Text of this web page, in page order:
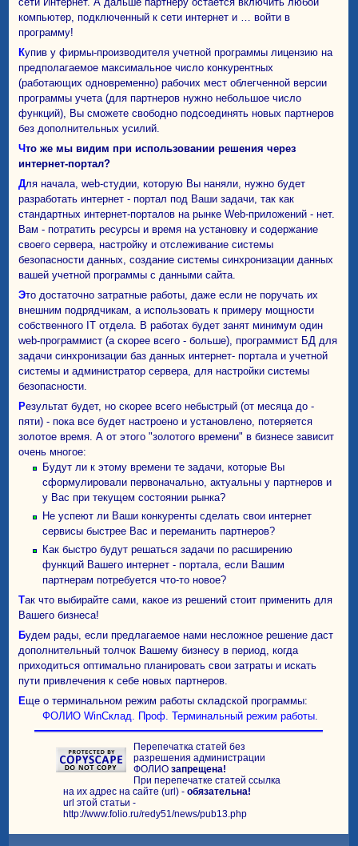
компьютер, подключенный к сети интернет и … войти в
программу!
Купив у фирмы-производителя учетной программы лицензию на
предполагаемое максимальное число конкурентных
(работающих одновременно) рабочих мест облегченной версии
программы учета (для партнеров нужно небольшое число
функций), Вы сможете свободно подсоединять новых партнеров
без дополнительных усилий.
Что же мы видим при использовании решения через
интернет-портал?
Для начала, web-студии, которую Вы наняли, нужно будет
разработать интернет - портал под Ваши задачи, так как
стандартных интернет-порталов на рынке Web-приложений - нет.
Вам - потратить ресурсы и время на установку и содержание
своего сервера, настройку и отслеживание системы
безопасности данных, создание системы синхронизации данных
вашей учетной программы с данными сайта.
Это достаточно затратные работы, даже если не поручать их
внешним подрядчикам, а использовать к примеру мощности
собственного IT отдела. В работах будет занят минимум один
web-программист (а скорее всего - больше), программист БД для
задачи синхронизации баз данных интернет- портала и учетной
системы и администратор сервера, для настройки системы
безопасности.
Результат будет, но скорее всего небыстрый (от месяца до -
пяти) - пока все будет настроено и установлено, потеряется
золотое время. А от этого "золотого времени" в бизнесе зависит
очень многое:
Будут ли к этому времени те задачи, которые Вы
сформулировали первоначально, актуальны у партнеров и
у Вас при текущем состоянии рынка?
Не успеют ли Ваши конкуренты сделать свои интернет
сервисы быстрее Вас и переманить партнеров?
Как быстро будут решаться задачи по расширению
функций Вашего интернет - портала, если Вашим
партнерам потребуется что-то новое?
Так что выбирайте сами, какое из решений стоит применить для
Вашего бизнеса!
Будем рады, если предлагаемое нами несложное решение даст
дополнительный толчок Вашему бизнесу в период, когда
приходиться оптимально планировать свои затраты и искать
пути привлечения к себе новых партнеров.
Еще о терминальном режим работы складской программы:
ФОЛИО WinСклад. Проф. Терминальный режим работы.
Перепечатка статей без
разрешения администрации
ФОЛИОзапрещена!
При перепечатке статей ссылка
на их адрес на сайте (url) -обязательна!
url этой статьи -
http://www.folio.ru/redy51/news/pub13.php